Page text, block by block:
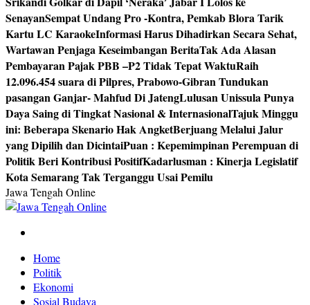
SenayanSempat Undang Pro -Kontra, Pemkab Blora Tarik
Kartu LC KaraokeInformasi Harus Dihadirkan Secara Sehat,
Wartawan Penjaga Keseimbangan BeritaTak Ada Alasan
Pembayaran Pajak PBB –P2 Tidak Tepat WaktuRaih
12.096.454 suara di Pilpres, Prabowo-Gibran Tundukan
pasangan Ganjar- Mahfud Di JatengLulusan Unissula Punya
Daya Saing di Tingkat Nasional & InternasionalTajuk Minggu
ini: Beberapa Skenario Hak AngketBerjuang Melalui Jalur
yang Dipilih dan DicintaiPuan : Kepemimpinan Perempuan di
Politik Beri Kontribusi PositifKadarlusman : Kinerja Legislatif
Kota Semarang Tak Terganggu Usai Pemilu
Jawa Tengah Online
Berita Jawa Tengah Terbaru dan Terkini
Home
Politik
Ekonomi
Sosial Budaya